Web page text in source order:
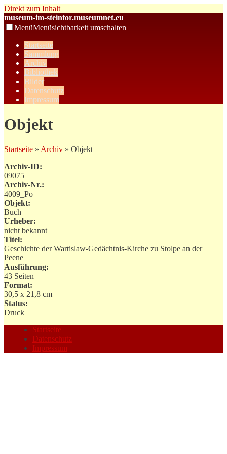
Direkt zum Inhalt
museum-im-steintor.museumnet.eu
MenüMenüsichtbarkeit umschalten
Startseite
Sammlung
Archiv
Bibliothek
Bilder
Datenschutz
Impressum
Objekt
Startseite » Archiv » Objekt
Archiv-ID:
09075
Archiv-Nr.:
4009_Po
Objekt:
Buch
Urheber:
nicht bekannt
Titel:
Geschichte der Wartislaw-Gedächtnis-Kirche zu Stolpe an der
Peene
Ausführung:
43 Seiten
Format:
30,5 x 21,8 cm
Status:
Druck
Startseite
Datenschutz
Impressum